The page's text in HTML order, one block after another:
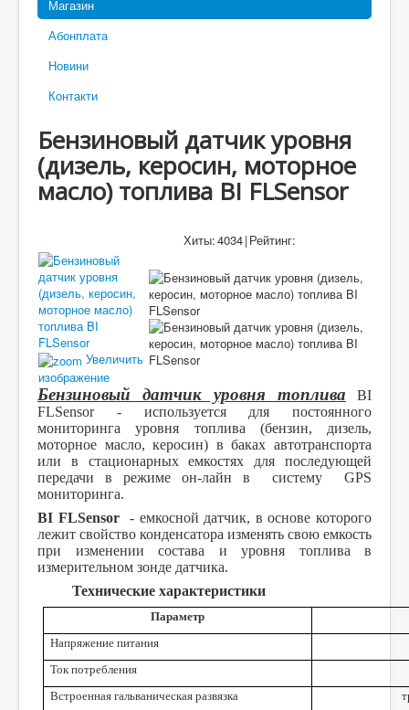
Магазин
Абонплата
Новини
Контакти
Бензиновый датчик уровня
(дизель, керосин, моторное
масло) топлива BI FLSensor
Хиты:4034|Рейтинг:
Увеличить
изображение
Бензиновый датчик уровня топлива
BI
FLSensor-используется для постоянного
мониторинга уровня топлива (бензин, дизель,
моторное масло, керосин) в баках автотранспорта
или в стационарных емкостях для последующей
передачи в режиме он-лайн в систему GPS
мониторинга.
BI FLSensor- емкосной датчик, в основе которого
лежит свойство конденсатора изменять свою емкость
при изменении состава и уровня топлива в
измерительном зонде датчика.
Технические характеристики
Параметр
Напряжение питания
Ток потребления
Встроенная гальваническая развязка